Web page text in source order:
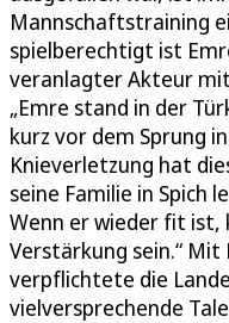
Mannschaftstraining
spielberechtigt ist
veranlagter Akteur
„Emre stand in der
kurz vor dem Sprung
Knieverletzung hat
seine Familie in Spich
Wenn er wieder fit ist,
Verstärkung sein.“ Mit
verpflichtete die
vielversprechende